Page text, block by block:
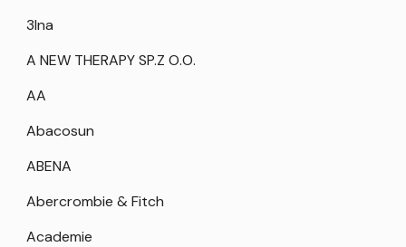
3Ina
A NEW THERAPY SP.Z O.O.
AA
Abacosun
ABENA
Abercrombie & Fitch
Academie